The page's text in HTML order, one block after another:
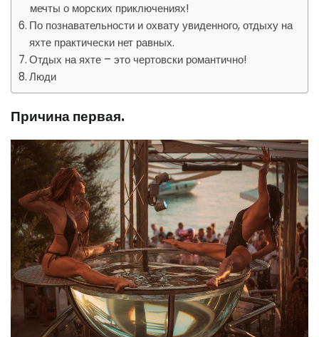
мечты о морских приключениях!
По познавательности и охвату увиденного, отдыху на
яхте практически нет равных.
Отдых на яхте – это чертовски романтично!
Люди
Причина первая.